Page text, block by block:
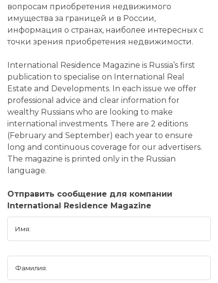
вопросам приобретения недвижимого
имущества за границей и в России,
информация о странах, наиболее интересных с
точки зрения приобретения недвижимости.
International Residence Magazine is Russia’s first
publication to specialise on International Real
Estate and Developments. In each issue we offer
professional advice and clear information for
wealthy Russians who are looking to make
international investments. There are 2 editions
(February and September) each year to ensure
long and continuous coverage for our advertisers.
The magazine is printed only in the Russian
language.
Отправить сообщение для компании
International Residence Magazine
Имя:
Фамилия: